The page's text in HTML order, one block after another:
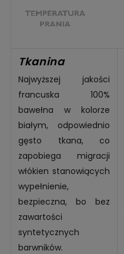
Tkanina
Najwyższej jakości
francuska 100%
bawełna w kolorze
białym, odpowiednio
gęsto tkana, co
zapobiega migracji
włókien stanowiących
wypełnienie,
bezpieczna, bo bez
zawartości
syntetycznych
barwników.